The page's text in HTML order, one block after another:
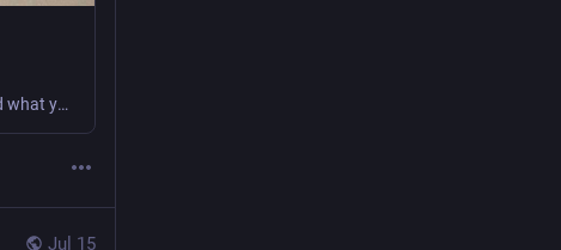
Learn more about how the IRC is delivering lifesaving aid to Palestinians, and what you can do to help.
Jul 15